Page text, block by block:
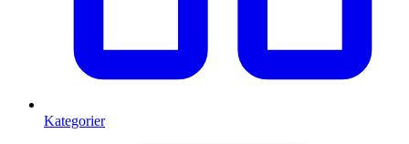
Kategorier